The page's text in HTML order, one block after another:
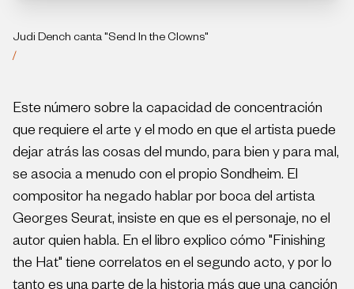
Judi Dench canta "Send In the Clowns"
/
Este número sobre la capacidad de concentración
que requiere el arte y el modo en que el artista puede
dejar atrás las cosas del mundo, para bien y para mal,
se asocia a menudo con el propio Sondheim. El
compositor ha negado hablar por boca del artista
Georges Seurat, insiste en que es el personaje, no el
autor quien habla. En el libro explico cómo "Finishing
the Hat" tiene correlatos en el segundo acto, y por lo